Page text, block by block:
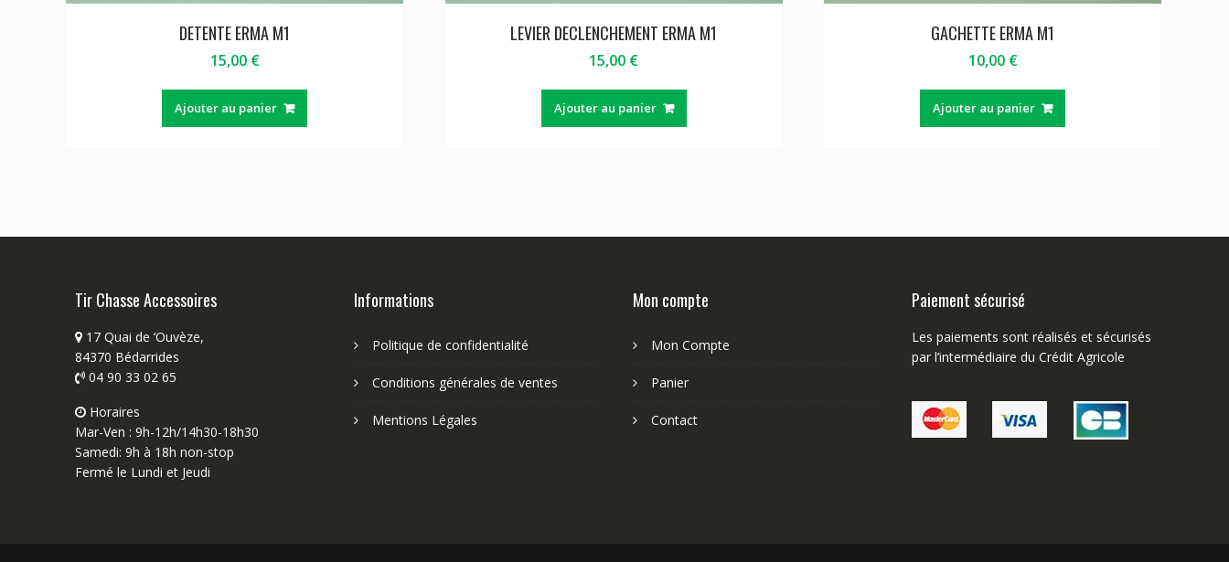
DETENTE ERMA M1
15,00 €
Ajouter au panier
LEVIER DECLENCHEMENT ERMA M1
15,00 €
Ajouter au panier
GACHETTE ERMA M1
10,00 €
Ajouter au panier
Tir Chasse Accessoires
17 Quai de ‘Ouvèze,
84370 Bédarrides
04 90 33 02 65
Horaires
Mar-Ven : 9h-12h/14h30-18h30
Samedi: 9h à 18h non-stop
Fermé le Lundi et Jeudi
Informations
Politique de confidentialité
Conditions générales de ventes
Mentions Légales
Mon compte
Mon Compte
Panier
Contact
Paiement sécurisé
Les paiements sont réalisés et sécurisés
par l’intermédiaire du Crédit Agricole